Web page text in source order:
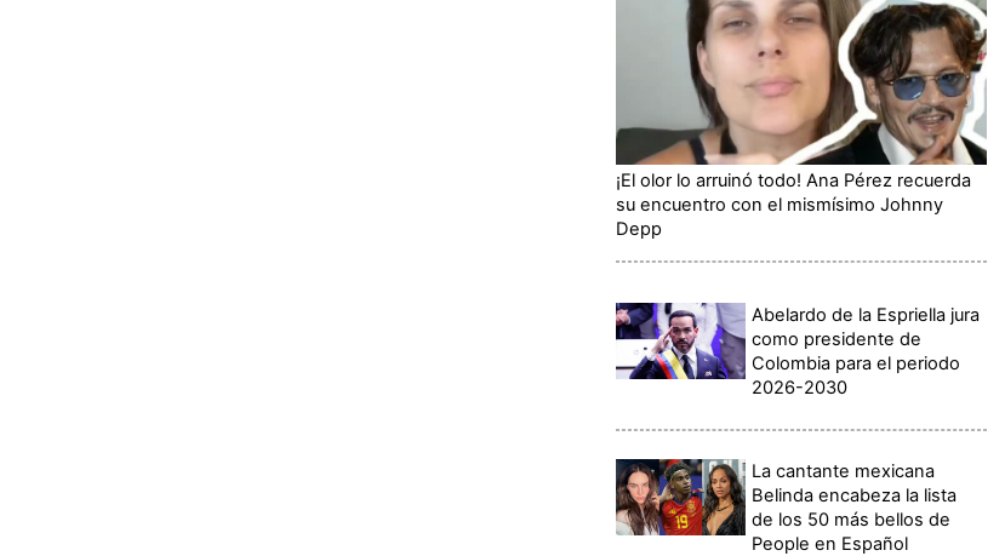
¡El olor lo arruinó todo! Ana Pérez recuerda
su encuentro con el mismísimo Johnny
Depp
Abelardo de la Espriella jura
como presidente de
Colombia para el periodo
2026-2030
La cantante mexicana
Belinda encabeza la lista
de los 50 más bellos de
People en Español